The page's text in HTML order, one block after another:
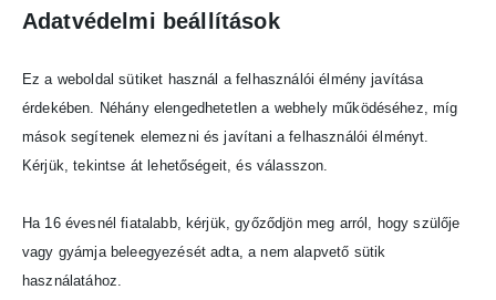
Adatvédelmi beállítások
Ez a weboldal sütiket használ a felhasználói élmény javítása
érdekében. Néhány elengedhetetlen a webhely működéséhez, míg
mások segítenek elemezni és javítani a felhasználói élményt.
Kérjük, tekintse át lehetőségeit, és válasszon.
Ha 16 évesnél fiatalabb, kérjük, győződjön meg arról, hogy szülője
vagy gyámja beleegyezését adta, a nem alapvető sütik
használatához.